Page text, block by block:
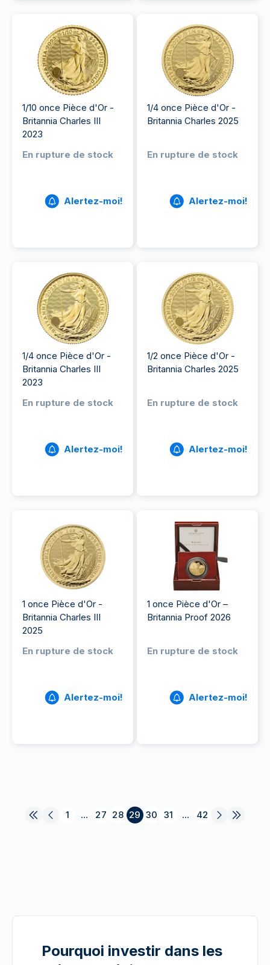
1/10 once Pièce d'Or -
Britannia Charles III
2023
En rupture de stock
Alertez-moi!
1/4 once Pièce d'Or -
Britannia Charles 2025
En rupture de stock
Alertez-moi!
1/4 once Pièce d'Or -
Britannia Charles III
2023
En rupture de stock
Alertez-moi!
1/2 once Pièce d'Or -
Britannia Charles 2025
En rupture de stock
Alertez-moi!
1 once Pièce d'Or -
Britannia Charles III
2025
En rupture de stock
Alertez-moi!
1 once Pièce d'Or –
Britannia Proof 2026
En rupture de stock
Alertez-moi!
1 ... 27 28 29 30 31 ... 42
Pourquoi investir dans les